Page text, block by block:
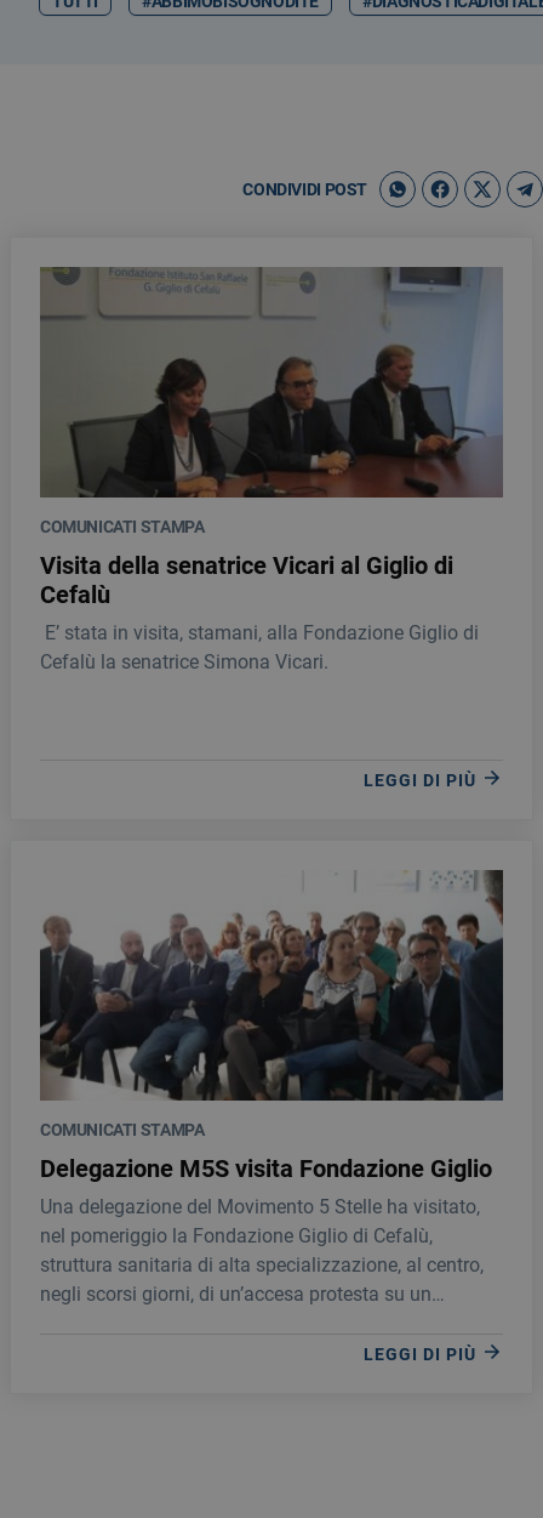
CONDIVIDI POST
COMUNICATI STAMPA
Visita della senatrice Vicari al Giglio di
Cefalù
E’ stata in visita, stamani, alla Fondazione Giglio di
Cefalù la senatrice Simona Vicari.
LEGGI DI PIÙ
COMUNICATI STAMPA
Delegazione M5S visita Fondazione Giglio
Una delegazione del Movimento 5 Stelle ha visitato,
nel pomeriggio la Fondazione Giglio di Cefalù,
struttura sanitaria di alta specializzazione, al centro,
negli scorsi giorni, di un’accesa protesta su un
LEGGI DI PIÙ